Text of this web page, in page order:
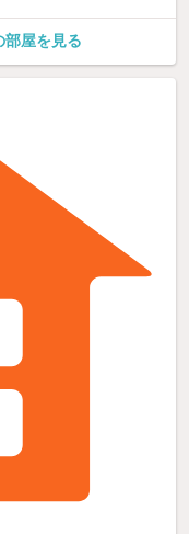
部屋を見る